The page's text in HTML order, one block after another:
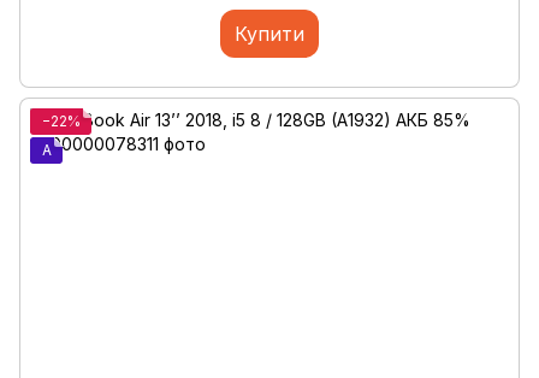
Купити
−22%
A